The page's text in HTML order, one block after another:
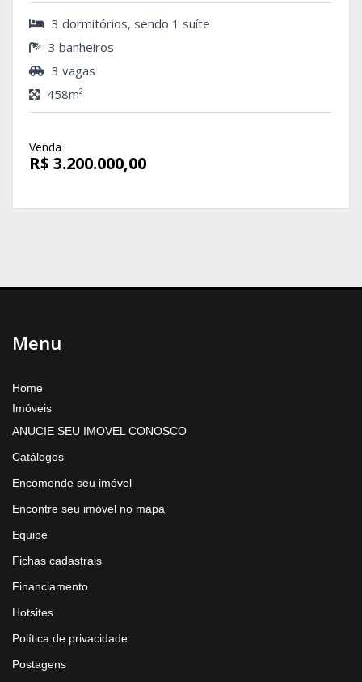
3 dormitórios, sendo 1 suíte
3 banheiros
3 vagas
458m²
Venda
R$ 3.200.000,00
Menu
Home
Imóveis
ANUCIE SEU IMOVEL CONOSCO
Catálogos
Encomende seu imóvel
Encontre seu imóvel no mapa
Equipe
Fichas cadastrais
Financiamento
Hotsites
Política de privacidade
Postagens